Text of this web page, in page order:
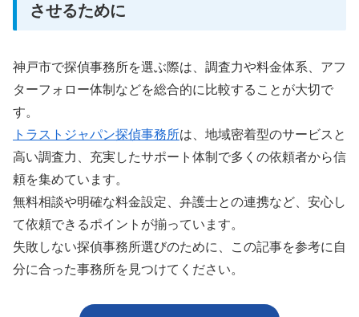
させるために
神戸市で探偵事務所を選ぶ際は、調査力や料金体系、アフ
ターフォロー体制などを総合的に比較することが大切で
す。
トラストジャパン探偵事務所は、地域密着型のサービスと
高い調査力、充実したサポート体制で多くの依頼者から信
頼を集めています。
無料相談や明確な料金設定、弁護士との連携など、安心し
て依頼できるポイントが揃っています。
失敗しない探偵事務所選びのために、この記事を参考に自
分に合った事務所を見つけてください。